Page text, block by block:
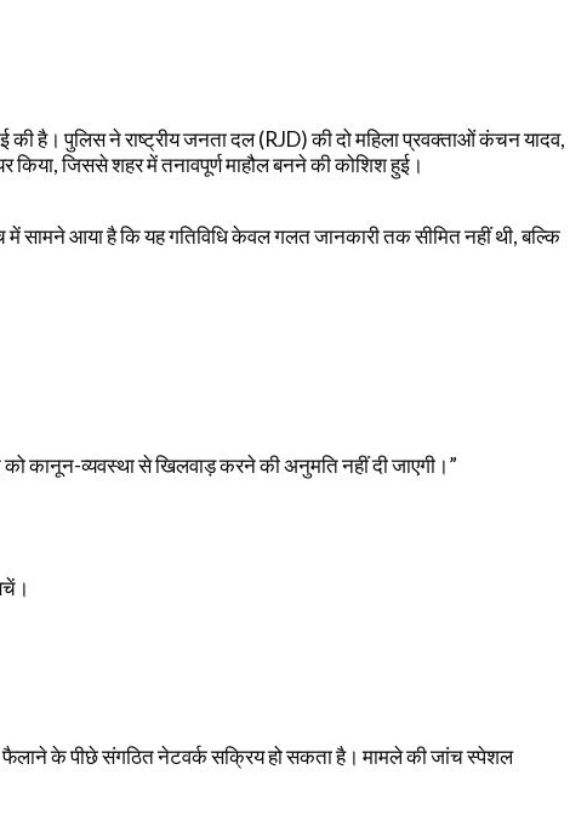
की है। पुलिस ने राष्ट्रीय जनता दल (RJD) की दो महिला प्रवक्ताओं कंचन यादव,
किया, जिससे शहर में तनावपूर्ण माहौल बनने की कोशिश हुई।
सामने आया है कि यह गतिविधि केवल गलत जानकारी तक सीमित नहीं थी, बल्कि
को कानून-व्यवस्था से खिलवाड़ करने की अनुमति नहीं दी जाएगी।”
फैलाने के पीछे संगठित नेटवर्क सक्रिय हो सकता है। मामले की जांच स्पेशल